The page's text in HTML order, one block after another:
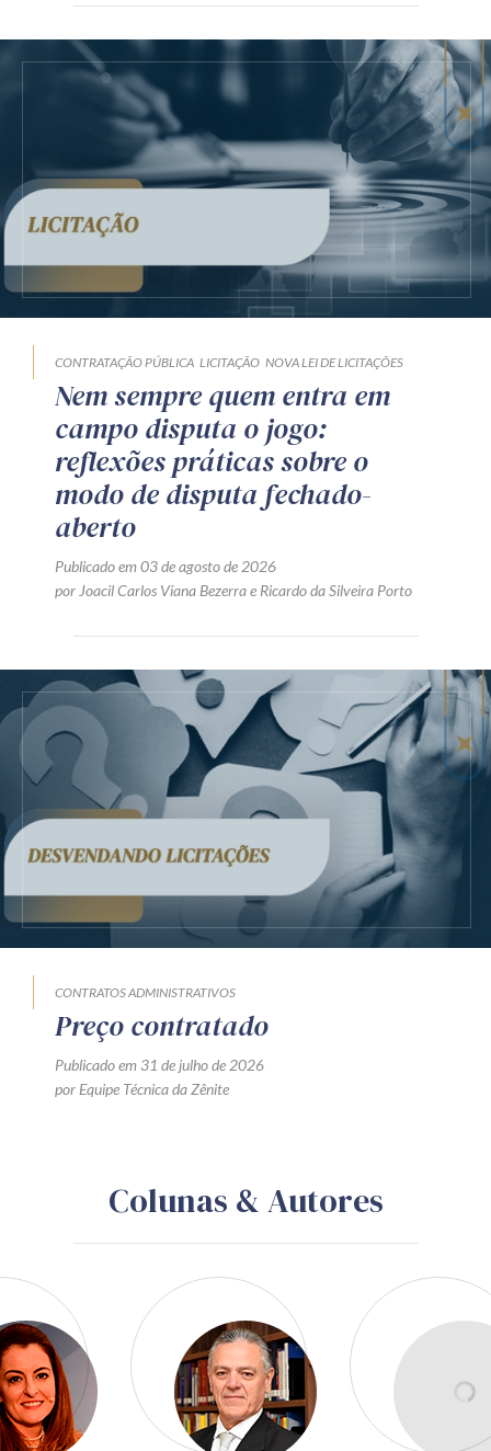
CONTRATAÇÃO PÚBLICA LICITAÇÃO NOVA LEI DE LICITAÇÕES
Nem sempre quem entra em
campo disputa o jogo:
reflexões práticas sobre o
modo de disputa fechado-
aberto
Publicado em 03 de agosto de 2026
por Joacil Carlos Viana Bezerrae Ricardo da Silveira Porto
CONTRATOS ADMINISTRATIVOS
Preço contratado
Publicado em 31 de julho de 2026
por Equipe Técnica da Zênite
Colunas & Autores